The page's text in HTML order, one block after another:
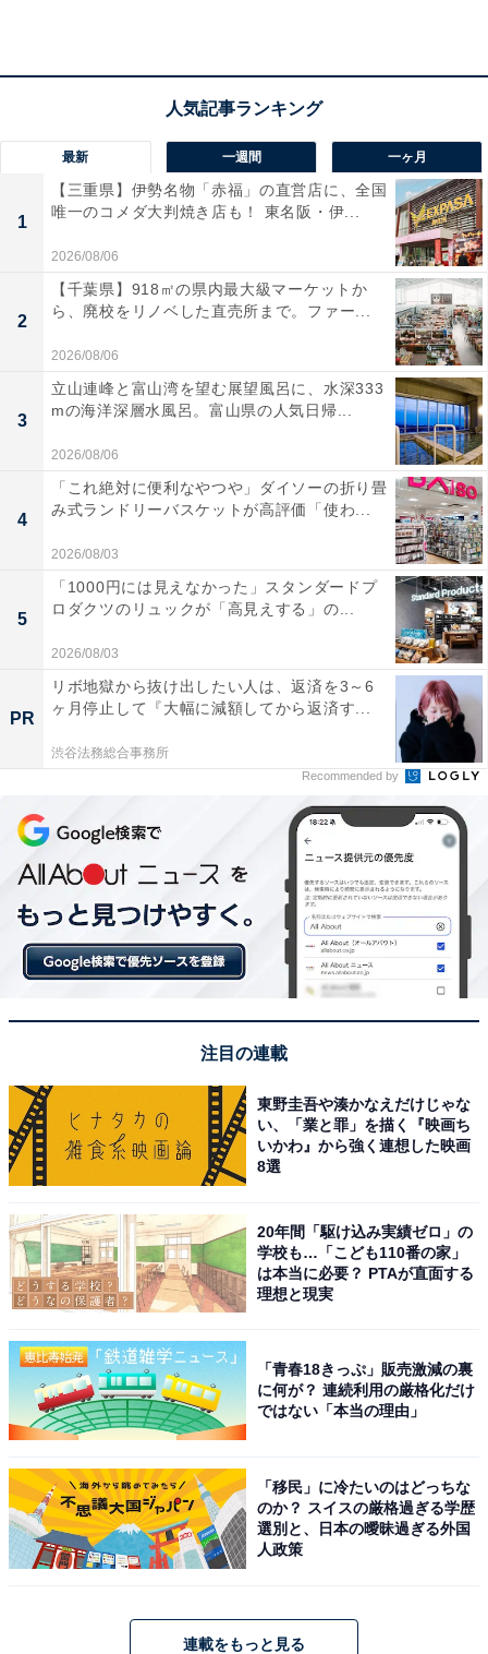
「ひまわり温泉」の口コミは？
「ひまわり温泉」には以下のような口コミが寄せられて
います。
琥珀色をした植物性のモール温泉の質が素晴らし
く、お湯に浸かると肌がしっとりツルツルになって
身体の芯から非常によく温まります。
サウナの温度と湿度のバランスが絶妙で、定期的に
開催される熱波イベントや本格的なロウリュによっ
て最高にリフレッシュして整うことができます。
露天風呂にはテレビが設置されており、自分のペー
スでゆったりと長湯を楽しみながらリラックスした
時間を過ごせるのがお気に入りです。
アクセス・料金情報は？ 泊まれる？
アクセス
所在地：帯広市西11条南32丁目7-2
アクセス：JR根室本線「帯広駅」から車で約10分
料金
※詳細な一般入浴料金やタオル・館内着の有無等の補足
は公式サイトをご確認ください。
平日：500円
最新 一週間 一ヶ月
1
【三重県】伊勢名物「赤福」の直営店に、全国
唯一のコメダ大判焼き店も！ 東名阪・伊...
2026/08/06
2
【千葉県】918㎡の県内最大級マーケットか
ら、廃校をリノベした直売所まで。ファー...
2026/08/06
3
立山連峰と富山湾を望む展望風呂に、水深333
mの海洋深層水風呂。富山県の人気日帰...
2026/08/06
4
「これ絶対に便利なやつや」ダイソーの折り畳
み式ランドリーバスケットが高評価「使わ...
2026/08/03
5
「1000円には見えなかった」スタンダードプ
ロダクツのリュックが「高見えする」の...
2026/08/03
PR
リボ地獄から抜け出したい人は、返済を3～6
ヶ月停止して『大幅に減額してから返済す...
渋谷法務総合事務所
Recommended by
注目の連載
東野圭吾や湊かなえだけじゃな
い、「業と罪」を描く『映画ち
いかわ』から強く連想した映画
8選
20年間「駆け込み実績ゼロ」の
学校も…「こども110番の家」
は本当に必要？ PTAが直面する
理想と現実
「青春18きっぷ」販売激減の裏
に何が？ 連続利用の厳格化だけ
ではない「本当の理由」
「移民」に冷たいのはどっちな
のか？ スイスの厳格過ぎる学歴
選別と、日本の曖昧過ぎる外国
人政策
連載をもっと見る